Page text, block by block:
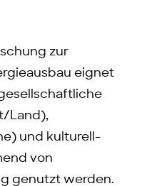
zur
eignet
Land),
und kulturell-
von
genutzt werden.